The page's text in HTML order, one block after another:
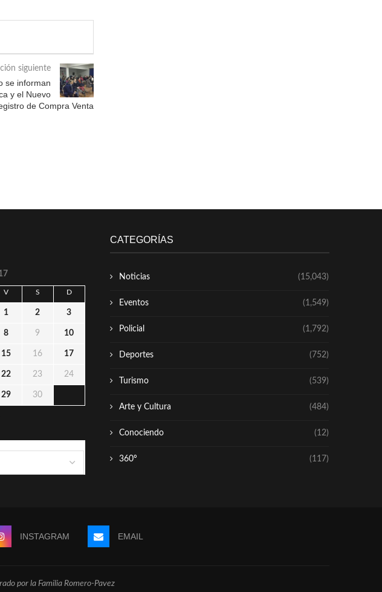
siguiente
se informan
y el Nuevo
de Compra Venta
V S D
1 2 3
8 9 10
15 16 17
22 23 24
29 30
CATEGORÍAS
Noticias (15,043)
Eventos (1,549)
Policial (1,792)
Deportes (752)
Turismo (539)
Arte y Cultura (484)
Conociendo (12)
360º (117)
INSTAGRAM EMAIL
por la Familia Romero-Pavez